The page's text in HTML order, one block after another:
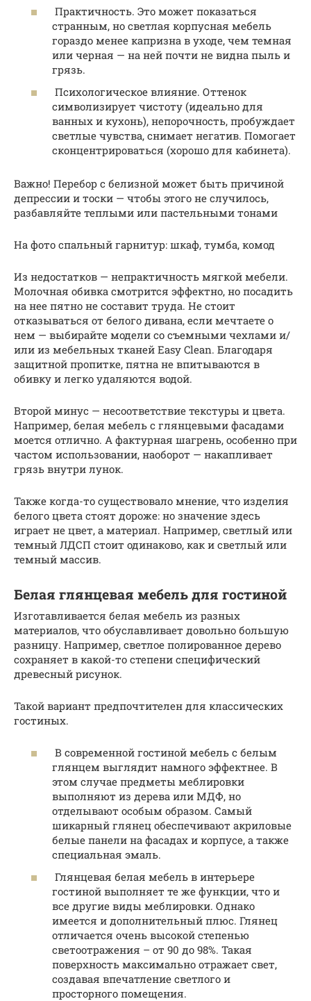
Практичность. Это может показаться
странным, но светлая корпусная мебель
гораздо менее капризна в уходе, чем темная
или черная — на ней почти не видна пыль и
грязь.
Психологическое влияние. Оттенок
символизирует чистоту (идеально для
ванных и кухонь), непорочность, пробуждает
светлые чувства, снимает негатив. Помогает
сконцентрироваться (хорошо для кабинета).
Важно! Перебор с белизной может быть причиной
депрессии и тоски — чтобы этого не случилось,
разбавляйте теплыми или пастельными тонами
На фото спальный гарнитур: шкаф, тумба, комод
Из недостатков — непрактичность мягкой мебели.
Молочная обивка смотрится эффектно, но посадить
на нее пятно не составит труда. Не стоит
отказываться от белого дивана, если мечтаете о
нем — выбирайте модели со съемными чехлами и/
или из мебельных тканей Easy Clean. Благодаря
защитной пропитке, пятна не впитываются в
обивку и легко удаляются водой.
Второй минус — несоответствие текстуры и цвета.
Например, белая мебель с глянцевыми фасадами
моется отлично. А фактурная шагрень, особенно при
частом использовании, наоборот — накапливает
грязь внутри лунок.
Также когда-то существовало мнение, что изделия
белого цвета стоят дороже: но значение здесь
играет не цвет, а материал. Например, светлый или
темный ЛДСП стоит одинаково, как и светлый или
темный массив.
Белая глянцевая мебель для гостиной
Изготавливается белая мебель из разных
материалов, что обуславливает довольно большую
разницу. Например, светлое полированное дерево
сохраняет в какой-то степени специфический
древесный рисунок.
Такой вариант предпочтителен для классических
гостиных.
В современной гостиной мебель с белым
глянцем выглядит намного эффектнее. В
этом случае предметы меблировки
выполняют из дерева или МДФ, но
отделывают особым образом. Самый
шикарный глянец обеспечивают акриловые
белые панели на фасадах и корпусе, а также
специальная эмаль.
Глянцевая белая мебель в интерьере
гостиной выполняет те же функции, что и
все другие виды меблировки. Однако
имеется и дополнительный плюс. Глянец
отличается очень высокой степенью
светоотражения – от 90 до 98%. Такая
поверхность максимально отражает свет,
создавая впечатление светлого и
просторного помещения.